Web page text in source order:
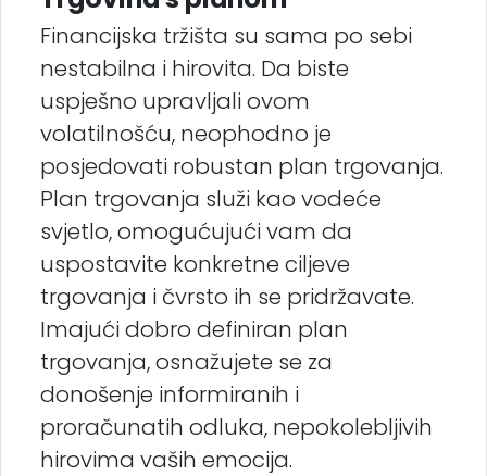
Financijska tržišta su sama po sebi
nestabilna i hirovita. Da biste
uspješno upravljali ovom
volatilnošću, neophodno je
posjedovati robustan plan trgovanja.
Plan trgovanja služi kao vodeće
svjetlo, omogućujući vam da
uspostavite konkretne ciljeve
trgovanja i čvrsto ih se pridržavate.
Imajući dobro definiran plan
trgovanja, osnažujete se za
donošenje informiranih i
proračunatih odluka, nepokolebljivih
hirovima vaših emocija.